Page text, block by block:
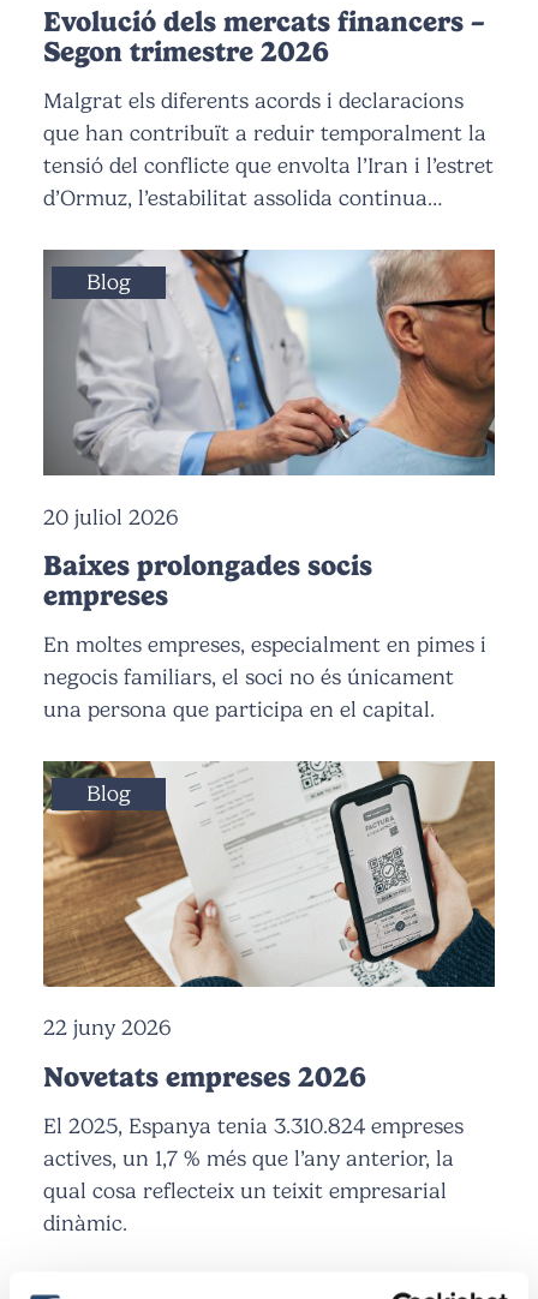
Evolució dels mercats financers –
Segon trimestre 2026
Malgrat els diferents acords i declaracions
que han contribuït a reduir temporalment la
tensió del conflicte que envolta l’Iran i l’estret
d’Ormuz, l’estabilitat assolida continua…
Blog
20 juliol 2026
Baixes prolongades socis
empreses
En moltes empreses, especialment en pimes i
negocis familiars, el soci no és únicament
una persona que participa en el capital.
Blog
22 juny 2026
Novetats empreses 2026
El 2025, Espanya tenia 3.310.824 empreses
actives, un 1,7 % més que l’any anterior, la
qual cosa reflecteix un teixit empresarial
dinàmic.